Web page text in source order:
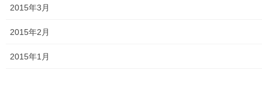
2015年3月
2015年2月
2015年1月